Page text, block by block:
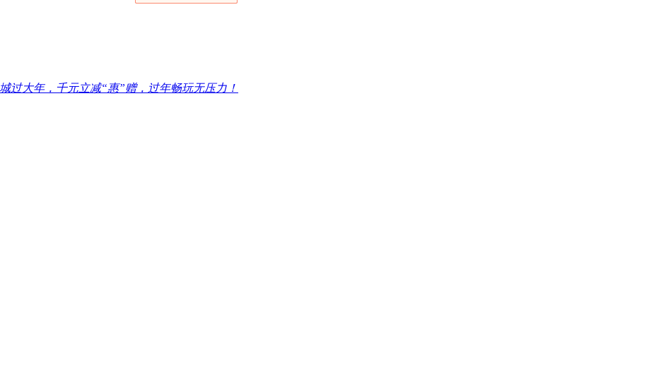
过大年，千元立减“惠”赠，过年畅玩无压力！